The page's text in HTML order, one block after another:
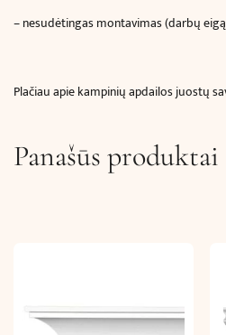
– nesudėtingas montavimas (darbų
Plačiau apie kampinių apdailos juostų
Panašūs produktai